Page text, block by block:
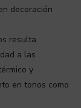
decoración
resulta
a las
y
en tonos como